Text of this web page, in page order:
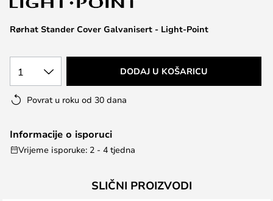
images
Rørhat Stander Cover Galvanisert - Light-Point
1 DODAJ U KOŠARICU
Povrat u roku od 30 dana
Informacije o isporuci
Vrijeme isporuke: 2 - 4 tjedna
SLIČNI PROIZVODI